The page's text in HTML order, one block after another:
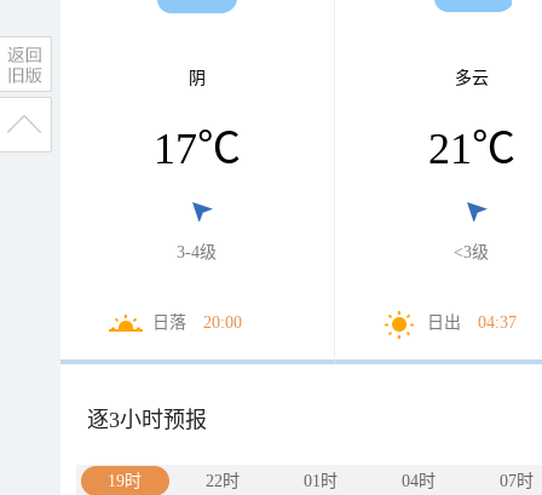
阴
17℃
3-4级
日落 20:00
多云
21℃
<3级
日出 04:37
逐3小时预报
19时 22时 01时 04时 07时